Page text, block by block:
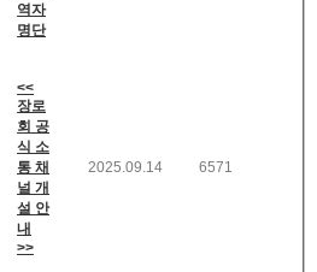
역자
명단
<<
장로
회 공
식 소
통 채
널 개
설 안
내
>>
2025.09.14 6571